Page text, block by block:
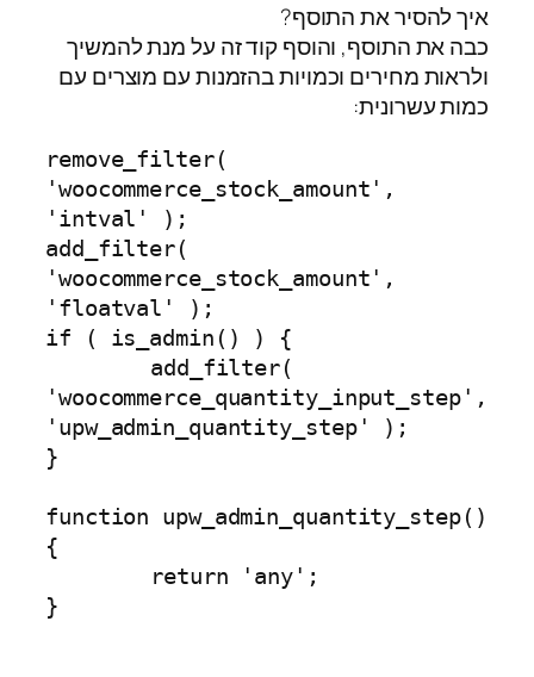
איך להסיר את התוסף?
כבה את התוסף, והוסף קוד זה על מנת להמשיך
ולראות מחירים וכמויות בהזמנות עם מוצרים עם
כמות עשרונית:
remove_filter(
'woocommerce_stock_amount',
'intval' );
add_filter(
'woocommerce_stock_amount',
'floatval' );
if ( is_admin() ) {
'woocommerce_quantity_input_step',
'upw_admin_quantity_step' );
}
function upw_admin_quantity_step()
{
}